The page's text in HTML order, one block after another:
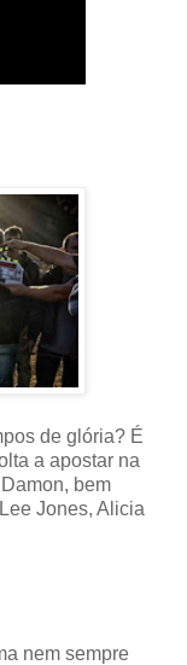
de glória? É
a apostar na
bem
Jones, Alicia
nem sempre